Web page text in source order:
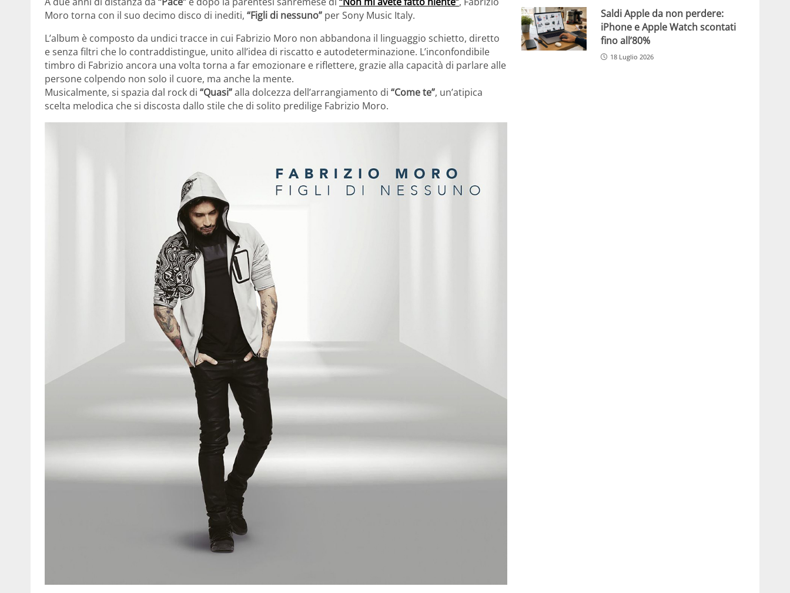
Moro torna con il suo decimo disco di inediti, “Figli di nessuno” per Sony Music Italy.
L’album è composto da undici tracce in cui Fabrizio Moro non abbandona il linguaggio schietto, diretto
e senza filtri che lo contraddistingue, unito all’idea di riscatto e autodeterminazione. L’inconfondibile
timbro di Fabrizio ancora una volta torna a far emozionare e riflettere, grazie alla capacità di parlare alle
persone colpendo non solo il cuore, ma anche la mente.
Musicalmente, si spazia dal rock di “Quasi”alla dolcezza dell’arrangiamento di “Come te”, un’atipica
scelta melodica che si discosta dallo stile che di solito predilige Fabrizio Moro.
Saldi Apple da non perdere:
iPhone e Apple Watch scontati
fino all’80%
18 Luglio 2026